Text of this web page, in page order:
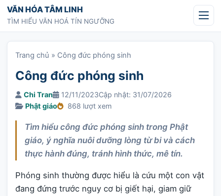
Chuyển tới nội dung
VĂN HÓA TÂM LINH
TÌM HIỂU VĂN HOÁ TÍN NGƯỠNG
Trang chủ » Công đức phóng sinh
Công đức phóng sinh
Chi Tran 12/11/2023Cập nhật: 31/07/2026
Phật giáo
868 lượt xem
Tìm hiểu công đức phóng sinh trong Phật
giáo, ý nghĩa nuôi dưỡng lòng từ bi và cách
thực hành đúng, tránh hình thức, mê tín.
Phóng sinh thường được hiểu là cứu một con vật
đang đứng trước nguy cơ bị giết hại, giam giữ